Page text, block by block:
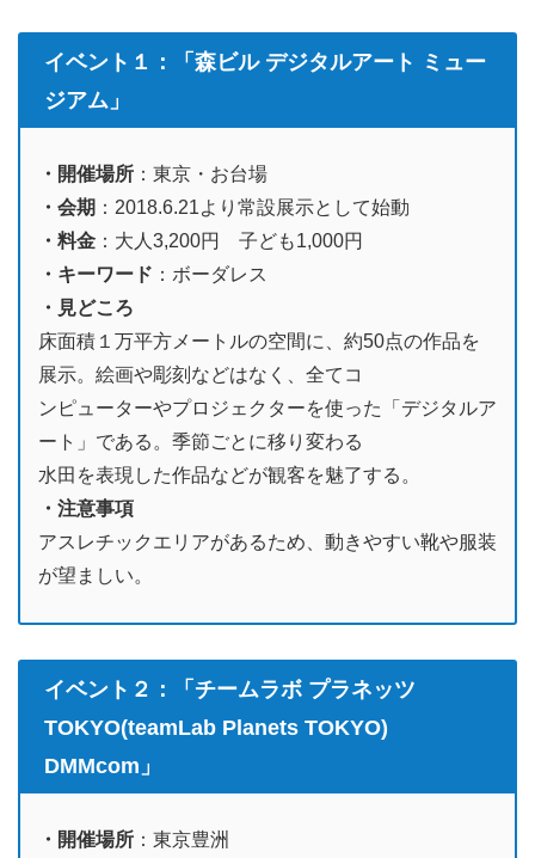
イベント１：「森ビル デジタルアート ミュー
ジアム」
・開催場所 ：東京・お台場
・会期 ：2018.6.21より常設展示として始動
・料金 ：大人3,200円 子ども1,000円
・キーワード ：ボーダレス
・見どころ
床面積１万平方メートルの空間に、約50点の作品を
展示。絵画や彫刻などはなく、全てコ
ンピューターやプロジェクターを使った「デジタルア
ート」である。季節ごとに移り変わる
水田を表現した作品などが観客を魅了する。
・注意事項
アスレチックエリアがあるため、動きやすい靴や服装
が望ましい。
イベント２：「チームラボ プラネッツ
TOKYO(teamLab Planets TOKYO)
DMMcom」
・開催場所 ：東京豊洲